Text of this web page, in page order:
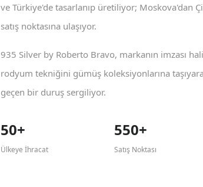
ve Türkiye'de tasarlanıp üretiliyor; Moskova'dan
satış noktasına ulaşıyor.
935 Silver by Roberto Bravo, markanın imzası
rodyum tekniğini gümüş koleksiyonlarına
geçen bir duruş sergiliyor.
50+
Ülkeye İhracat
550+
Satış Noktası